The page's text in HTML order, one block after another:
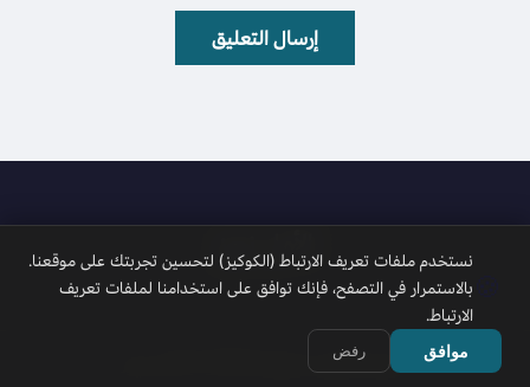
الأمل نيوز
جميع الحقوق محفوظة 2026 © الأمل نيوز
نستخدم ملفات تعريف الارتباط (الكوكيز) لتحسين تجربتك على موقعنا.
بالاستمرار في التصفح، فإنك توافق على استخدامنا لملفات تعريف
الارتباط.
موافق رفض